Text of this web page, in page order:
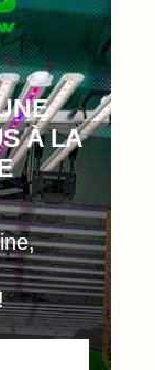
À LA